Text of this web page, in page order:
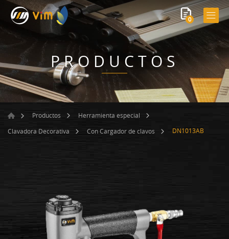
0
PRODUCTOS
Productos
Herramienta especial
Clavadora Decorativa
Con Cargador de clavos DN1013AB